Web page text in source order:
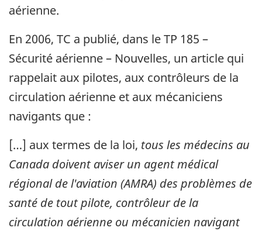
aérienne.
En 2006, TC a publié, dans le TP 185 –
Sécurité aérienne – Nouvelles, un article qui
rappelait aux pilotes, aux contrôleurs de la
circulation aérienne et aux mécaniciens
navigants que :
[…] aux termes de la loi, tous les médecins au
Canada doivent aviser un agent médical
régional de l'aviation (AMRA) des problèmes de
santé de tout pilote, contrôleur de la
circulation aérienne ou mécanicien navigant